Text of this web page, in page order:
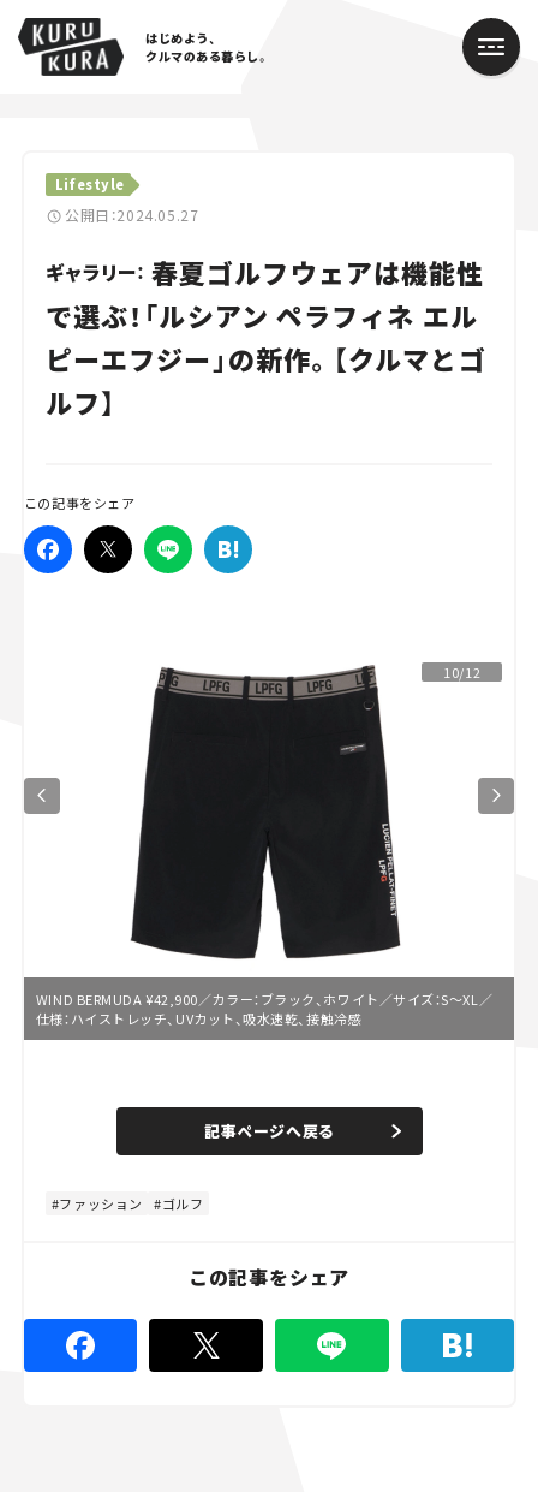
はじめよう、
クルマのある暮らし。
Lifestyle
公開日：2024.05.27
ギャラリー： 春夏ゴルフウェアは機能性
で選ぶ！「ルシアン ペラフィネ エル
ピーエフジー」の新作。【クルマとゴ
ルフ】
この記事をシェア
10/12
WIND BERMUDA ¥42,900／カラー：ブラック、ホワイト／サイズ：S〜XL／
仕様：ハイストレッチ、UVカット、吸水速乾、接触冷感
n
e
d
%
記事ページへ戻る
ファッション ゴルフ
この記事をシェア
Cars
Lifestyle
Traffic
Special
Campaign
人気のハッシュタグ
スズキ ジムニー｜Suzuki Jimny